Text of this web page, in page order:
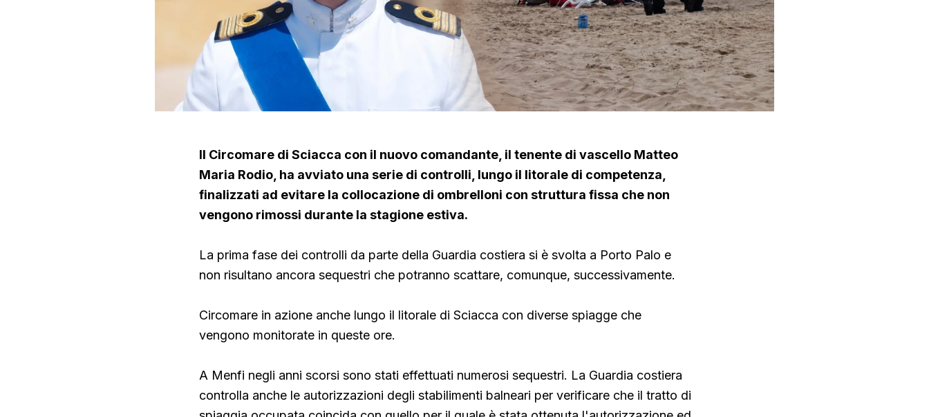
Il Circomare di Sciacca con il nuovo comandante, il tenente di vascello Matteo
Maria Rodio, ha avviato una serie di controlli, lungo il litorale di competenza,
finalizzati ad evitare la collocazione di ombrelloni con struttura fissa che non
vengono rimossi durante la stagione estiva.
La prima fase dei controlli da parte della Guardia costiera si è svolta a Porto Palo e
non risultano ancora sequestri che potranno scattare, comunque, successivamente.
Circomare in azione anche lungo il litorale di Sciacca con diverse spiagge che
vengono monitorate in queste ore.
A Menfi negli anni scorsi sono stati effettuati numerosi sequestri. La Guardia costiera
controlla anche le autorizzazioni degli stabilimenti balneari per verificare che il tratto di